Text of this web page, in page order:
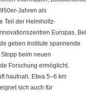
Jahren als
Teil der Helmholtz-
Europas. Bei
geben Institute spannende
beim neuen
Forschung ermöglicht.
hautnah. Etwa 5–6 km
sich auch für